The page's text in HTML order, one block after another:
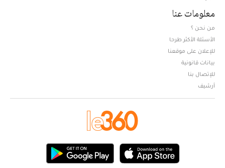
معلومات عنا
من نحن ؟
الأسئلة الأكثر طرحا
للإعلان على موقعنا
بيانات قانونية
للإتصال بنا
أرشيف